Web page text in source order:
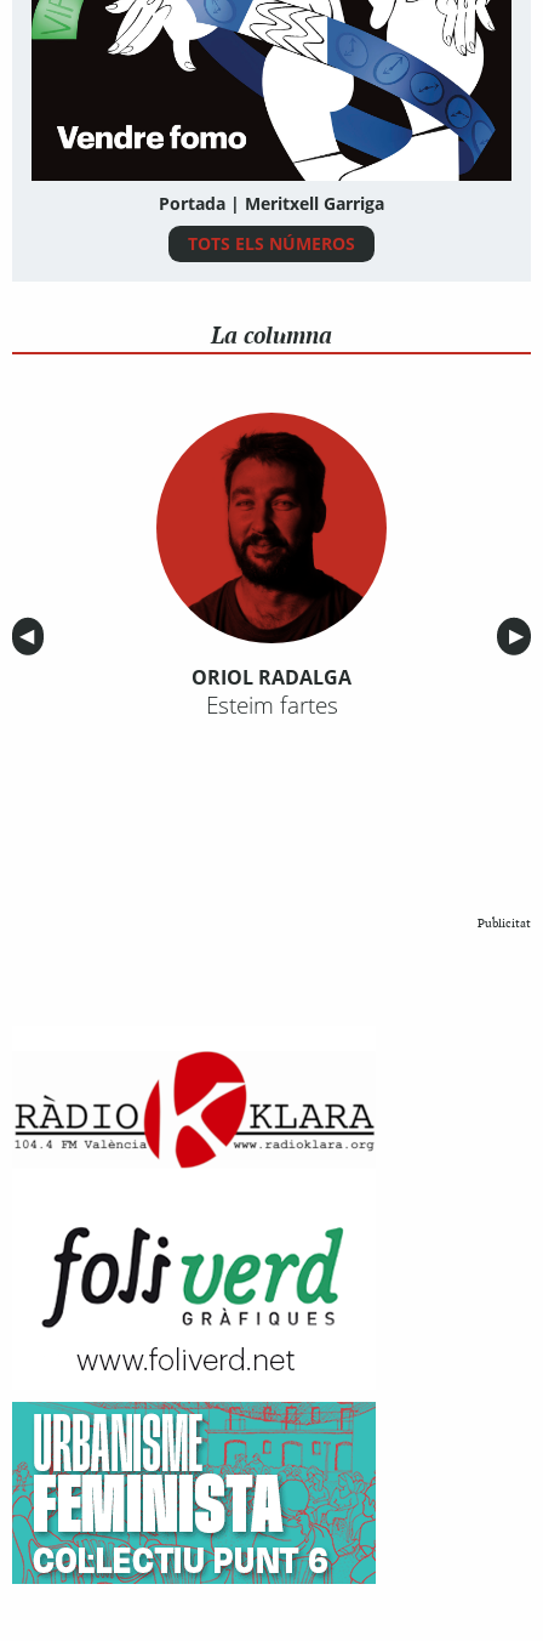
Portada | Meritxell Garriga
TOTS ELS NÚMEROS
La columna
Anterior
◀︎ ▶︎
ORIOL RADALGA
Esteim fartes
Publicitat